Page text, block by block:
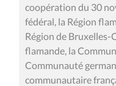
coopération du 30
fédéral, la Région
Région de
flamande, la
Communauté
communautaire